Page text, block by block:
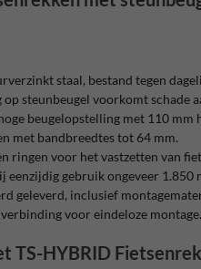
staal, bestand tegen
op steunbeugel voorkomt schade
beugelopstelling met 110
met bandbreedtes tot 64 mm.
ringen voor het vastzetten van
eenzijdig gebruik ongeveer 1.850
geleverd, inclusief
voor eindeloze montage.
TS-HYBRID Fietsenrek